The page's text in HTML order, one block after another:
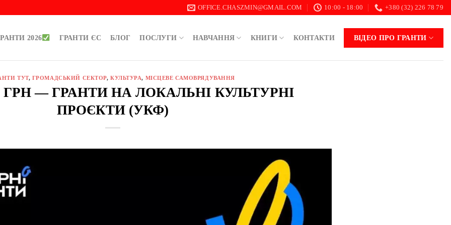
OFFICE.CHASZMIN@GMAIL.COM 10:00 - 18:00 +380 (32) 226 78 79
2026 ГРАНТИ ЄС БЛОГ ПОСЛУГИ НАВЧАННЯ КНИГИ КОНТАКТИ ВІДЕО ПРО ГРАНТИ
ТУТ, ГРОМАДСЬКИЙ СЕКТОР, КУЛЬТУРА, МІСЦЕВЕ САМОВРЯДУВАННЯ
ГРН — ГРАНТИ НА ЛОКАЛЬНІ КУЛЬТУРНІ
ПРОЄКТИ (УКФ)